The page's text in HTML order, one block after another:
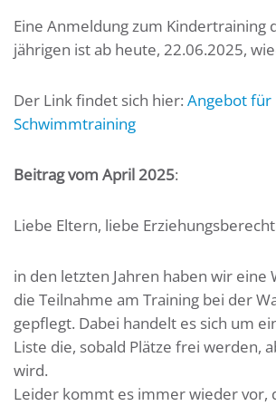
Eine Anmeldung zum Kindertraining
jährigen ist ab heute, 22.06.2025,
Der Link findet sich hier: Angebot für
Schwimmtraining
Beitrag vom April 2025:
Liebe Eltern, liebe
in den letzten Jahren haben wir eine
die Teilnahme am Training bei der
gepflegt. Dabei handelt es sich um
Liste die, sobald Plätze frei werden,
wird.
Leider kommt es immer wieder vor,